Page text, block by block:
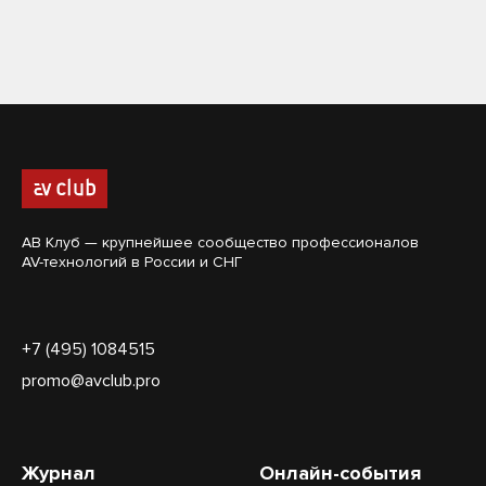
АВ Клуб — крупнейшее сообщество профессионалов
AV-технологий в России и СНГ
+7 (495) 1084515
promo@avclub.pro
Журнал Онлайн-события